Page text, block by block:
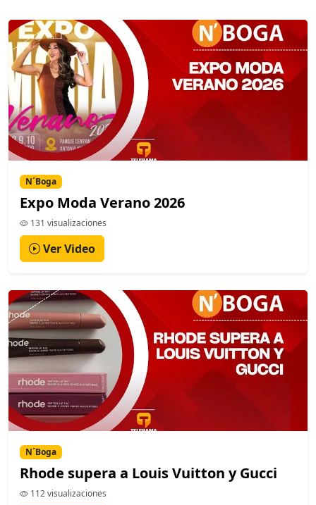
N´Boga
Expo Moda Verano 2026
131 visualizaciones
Ver Video
N´Boga
Rhode supera a Louis Vuitton y Gucci
112 visualizaciones